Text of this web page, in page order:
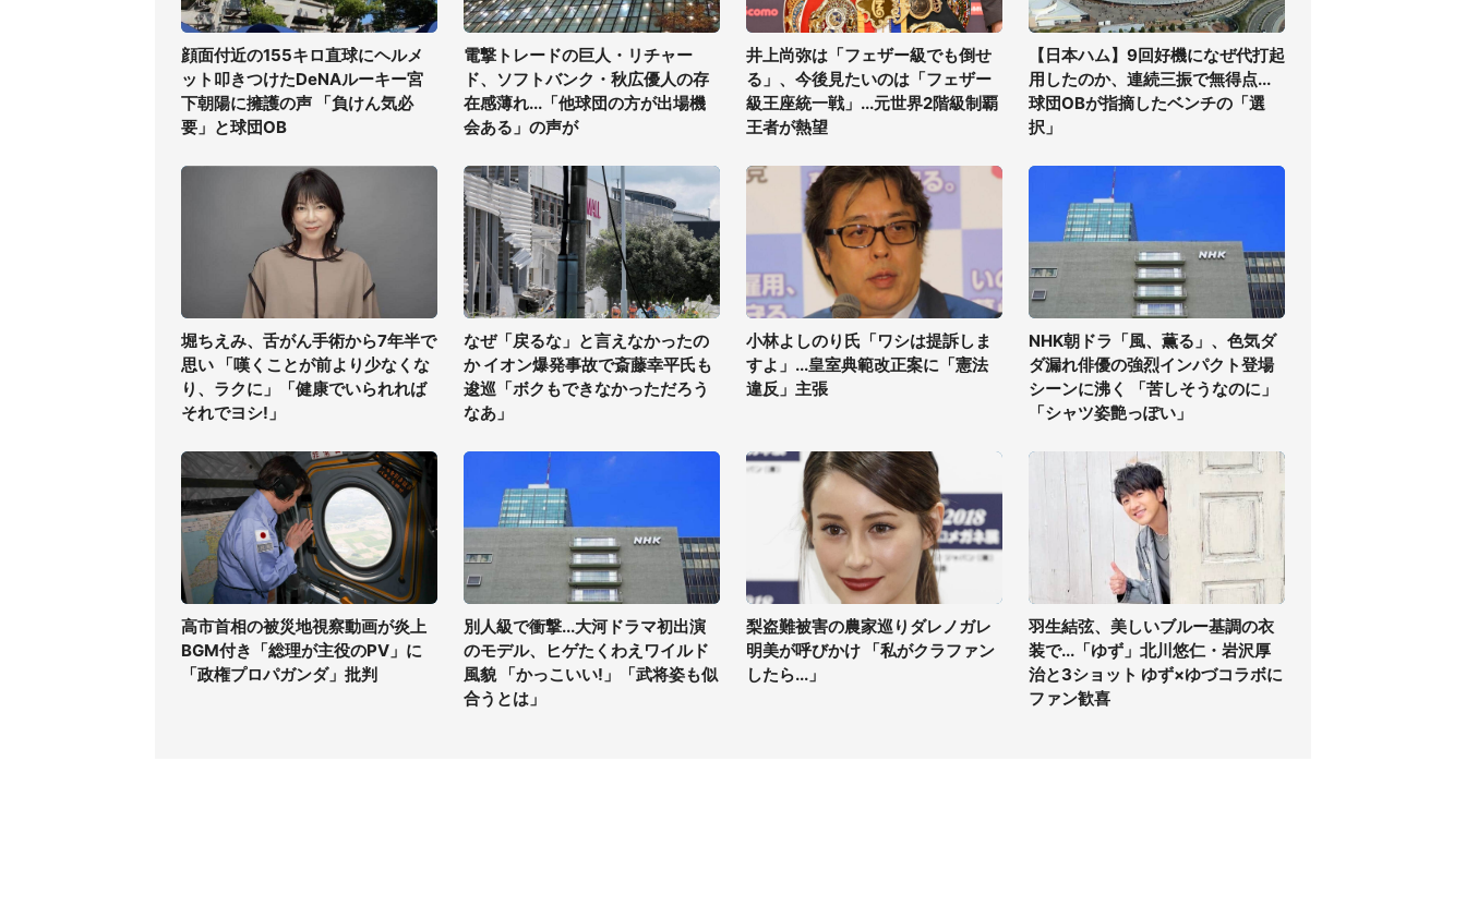
顔面付近の155キロ直球にヘルメ
ット叩きつけたDeNAルーキー宮
下朝陽に擁護の声 「負けん気必
要」と球団OB
電撃トレードの巨人・リチャー
ド、ソフトバンク・秋広優人の存
在感薄れ...「他球団の方が出場機
会ある」の声が
井上尚弥は「フェザー級でも倒せ
る」、今後見たいのは「フェザー
級王座統一戦」...元世界2階級制覇
王者が熱望
【日本ハム】9回好機になぜ代打起
用したのか、連続三振で無得点...
球団OBが指摘したベンチの「選
択」
堀ちえみ、舌がん手術から7年半で
思い 「嘆くことが前より少なくな
り、ラクに」「健康でいられれば
それでヨシ!」
なぜ「戻るな」と言えなかったの
か イオン爆発事故で斎藤幸平氏も
逡巡「ボクもできなかっただろう
なあ」
小林よしのり氏「ワシは提訴しま
すよ」...皇室典範改正案に「憲法
違反」主張
NHK朝ドラ「風、薫る」、色気ダ
ダ漏れ俳優の強烈インパクト登場
シーンに沸く 「苦しそうなのに」
「シャツ姿艶っぽい」
高市首相の被災地視察動画が炎上
BGM付き「総理が主役のPV」に
「政権プロパガンダ」批判
別人級で衝撃...大河ドラマ初出演
のモデル、ヒゲたくわえワイルド
風貌 「かっこいい!」「武将姿も似
合うとは」
梨盗難被害の農家巡りダレノガレ
明美が呼びかけ 「私がクラファン
したら...」
羽生結弦、美しいブルー基調の衣
装で...「ゆず」北川悠仁・岩沢厚
治と3ショット ゆず×ゆづコラボに
ファン歓喜